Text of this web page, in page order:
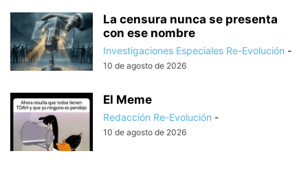
La censura nunca se presenta
con ese nombre
Investigaciones Especiales Re-Evolución -
10 de agosto de 2026
El Meme
Redacción Re-Evolución -
10 de agosto de 2026